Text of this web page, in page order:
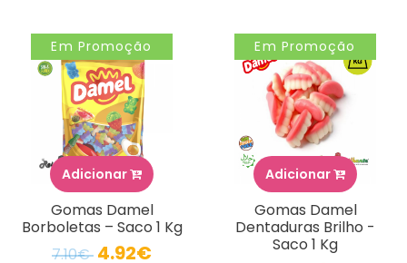
Em Promoção
Adicionar
Gomas Damel
Borboletas – Saco 1 Kg
7.10€ 4.92€
Em Promoção
Adicionar
Gomas Damel
Dentaduras Brilho -
Saco 1 Kg